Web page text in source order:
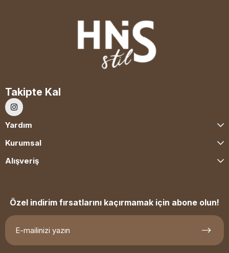
Takipte Kal
Yardım
Kurumsal
Alışveriş
Özel indirim fırsatlarını kaçırmamak için abone olun!